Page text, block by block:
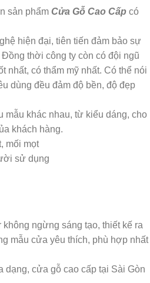
sản phẩm Cửa Gỗ Cao Cấpcó
hiện đại, tiên tiến đảm bảo sự
thời công ty còn có đội ngũ
nhất, có thẩm mỹ nhất. Có thể nói
dùng đều đảm độ bền, độ đẹp
khác nhau, từ kiểu dáng, cho
khách hàng.
mối mọt
sử dụng
ngừng sáng tạo, thiết kế ra
mẫu cửa yêu thích, phù hợp nhất
dạng, cửa gỗ cao cấp tại Sài Gòn